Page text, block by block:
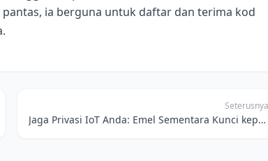
pantas, ia berguna untuk daftar dan terima kod
Seterusnya
Jaga Privasi IoT Anda: Emel Sementara Kunci kepada Rumah Pintar Bebas Pengintipan